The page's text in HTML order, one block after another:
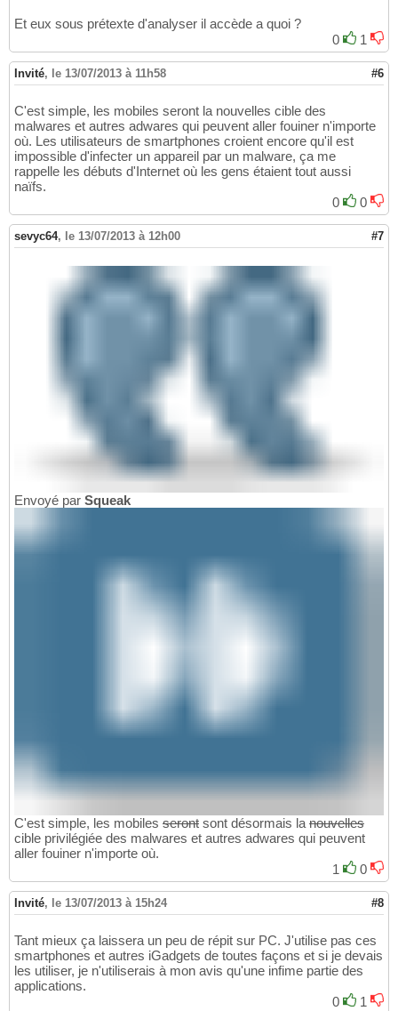
Et eux sous prétexte d'analyser il accède a quoi ?
0
1
Invité, le 13/07/2013 à 11h58 #6
C'est simple, les mobiles seront la nouvelles cible des
malwares et autres adwares qui peuvent aller fouiner n'importe
où. Les utilisateurs de smartphones croient encore qu'il est
impossible d'infecter un appareil par un malware, ça me
rappelle les débuts d'Internet où les gens étaient tout aussi
naïfs.
0
0
sevyc64, le 13/07/2013 à 12h00 #7
Envoyé par Squeak
C'est simple, les mobiles seront sont désormais la nouvelles
cible privilégiée des malwares et autres adwares qui peuvent
aller fouiner n'importe où.
1
0
Invité, le 13/07/2013 à 15h24 #8
Tant mieux ça laissera un peu de répit sur PC. J'utilise pas ces
smartphones et autres iGadgets de toutes façons et si je devais
les utiliser, je n'utiliserais à mon avis qu'une infime partie des
applications.
0
1